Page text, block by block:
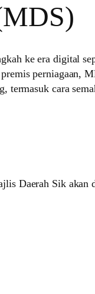
ke era digital
perniagaan,
cara
Daerah Sik akan